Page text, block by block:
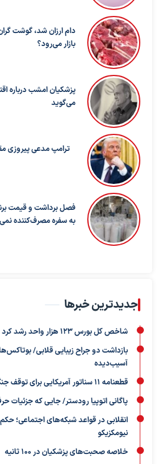
دام ارزان شد، گوشت
بازار می‌رود؟
پزشکیان امشب
می‌گوید
ترامپ مدعی پیروزی
فصل برداشت و قیمت
به سفره مصرف‌کننده
جدیدترین خبرها
شاخص کل بورس ۱۲۳ هزار واحد رشد کرد
بازداشت دو جراح زیبایی قلابی/
آسیب‌دیده
قطعنامه ۱۱ سناتور آمریکایی برای توقف جنگ علیه ایران
پاگانی اتوپیا رودستر/ جایی که جزئیات
انقلابی در قواعد شبکه‌های اجتماعی؛
نیومکزیکو
خلاصه صحبت‌های پزشکیان در ۱۰۰ ثانیه